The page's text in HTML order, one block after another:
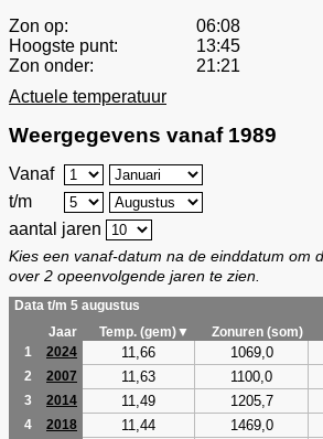
Zon op:
06:08
Hoogste punt:
13:45
Zon onder:
21:21
Actuele temperatuur
Weergegevens vanaf 1989
Vanaf
t/m
aantal jaren
Kies een vanaf-datum na de einddatum om
over 2 opeenvolgende jaren te zien.
Data t/m 5 augustus
Jaar
Temp. (gem)▼ Zonuren (som)
1
2024 11,66 1069,0
2 2007 11,63 1100,0
3 2014 11,49 1205,7
4 2018 11,44 1469,0